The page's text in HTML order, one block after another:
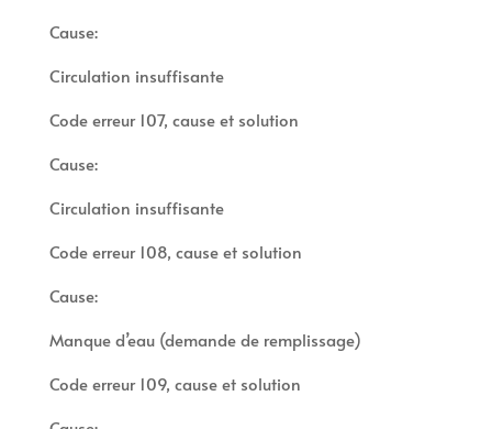
Cause:
Circulation insuffisante
Code erreur 107, cause et solution
Cause:
Circulation insuffisante
Code erreur 108, cause et solution
Cause:
Manque d’eau (demande de remplissage)
Code erreur 109, cause et solution